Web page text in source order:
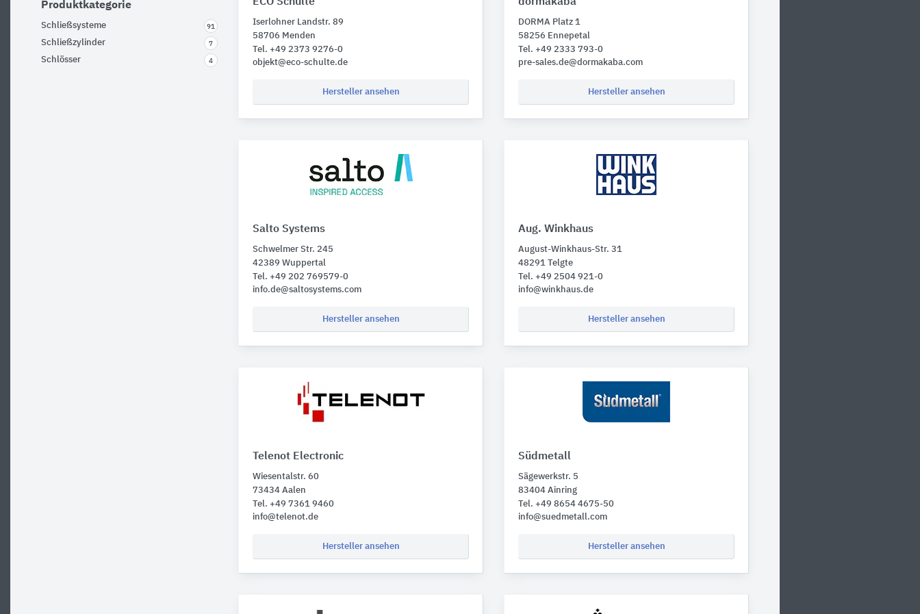
Produktkategorie
Schließsysteme 91
Schließzylinder 7
Schlösser 4
Iserlohner Landstr. 89
58706 Menden
Tel. +49 2373 9276-0
objekt@eco-schulte.de
Hersteller ansehen
DORMA Platz 1
58256 Ennepetal
Tel. +49 2333 793-0
pre-sales.de@dormakaba.com
Hersteller ansehen
Salto Systems
Schwelmer Str. 245
42389 Wuppertal
Tel. +49 202 769579-0
info.de@saltosystems.com
Hersteller ansehen
Aug. Winkhaus
August-Winkhaus-Str. 31
48291 Telgte
Tel. +49 2504 921-0
info@winkhaus.de
Hersteller ansehen
Telenot Electronic
Wiesentalstr. 60
73434 Aalen
Tel. +49 7361 9460
info@telenot.de
Hersteller ansehen
Südmetall
Sägewerkstr. 5
83404 Ainring
Tel. +49 8654 4675-50
info@suedmetall.com
Hersteller ansehen